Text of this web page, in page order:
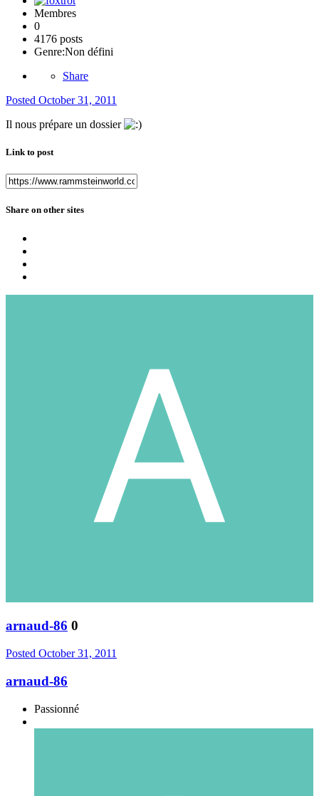
Membres
0
4176 posts
Genre:Non défini
Share
Posted October 31, 2011
Il nous prépare un dossier
Link to post
Share on other sites
arnaud-86 0
Posted October 31, 2011
arnaud-86
Passionné